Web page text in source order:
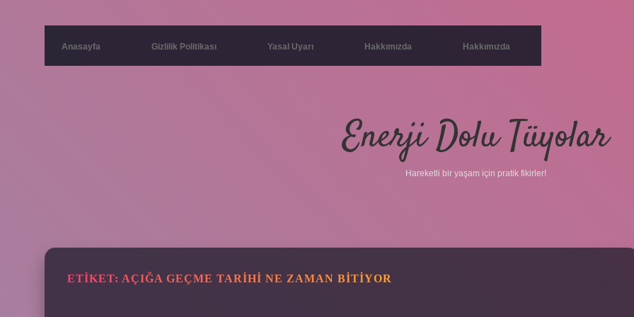
Anasayfa Gizlilik Politikası Yasal Uyarı Hakkımızda Hakkımızda
Enerji Dolu Tüyolar
Hareketli bir yaşam için pratik fikirler!
ETIKET: AÇIĞA GEÇME TARIHI NE ZAMAN BITIYOR